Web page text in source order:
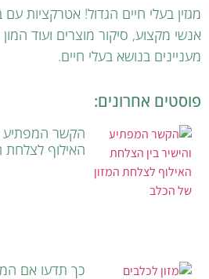
מגזין בעלי חיים הגדול! אטרקציות
אנשי מקצוע, סיקור מוצרים ועוד המון
מעניינים בנושא בעלי חיים.
פוסטים אחרונים:
הקשר המפתיע
האילוף לצלחת
כך תדעו אם